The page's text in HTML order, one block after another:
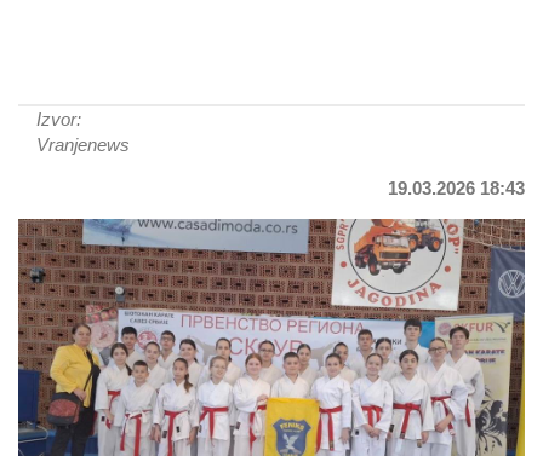
Izvor:
Vranjenews
19.03.2026 18:43